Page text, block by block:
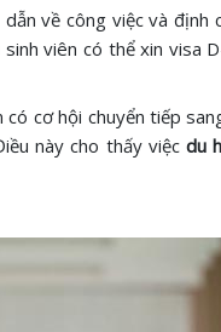
về công việc và
viên có thể xin
cơ hội chuyển tiếp
này cho thấy việc du